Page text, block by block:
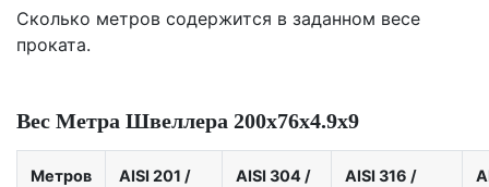
Сколько метров содержится в заданном весе
проката.
Вес Метра Швеллера 200х76х4.9х9
Метров AISI 201 /
AISI 304 /
AISI 316 /